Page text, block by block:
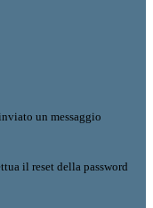
un messaggio
il reset della password